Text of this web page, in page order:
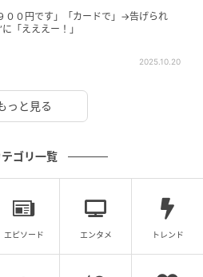
００円です」「カードで」→告げられ
「えええー！」
2025.10.20
っと見る
テゴリ一覧
エピソード エンタメ トレンド